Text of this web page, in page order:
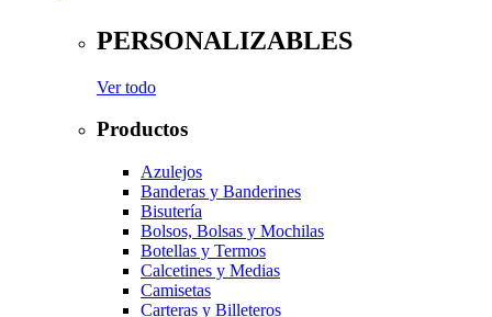
PERSONALIZABLES
Ver todo
Productos
Azulejos
Banderas y Banderines
Bisutería
Bolsos, Bolsas y Mochilas
Botellas y Termos
Calcetines y Medias
Camisetas
Carteras y Billeteros